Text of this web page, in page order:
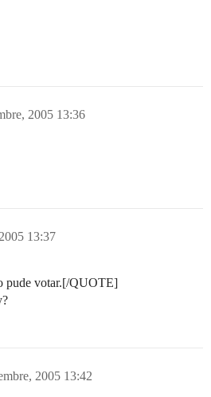
2005 13:36
13:37
pude votar.[/QUOTE]
2005 13:42